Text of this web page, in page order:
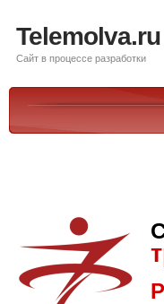
Telemolva.ru
Сайт в процессе разработки